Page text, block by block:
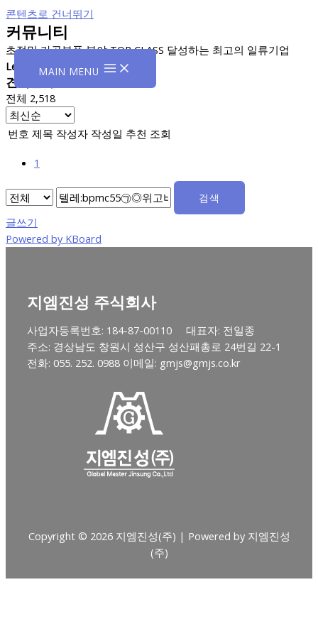
콘텐츠로 건너뛰기
MAIN MENU
커뮤니티
초정밀 가공부품 분야 TOP CLASS 달성하는 최고의 일류기업
Leading Hydraulic Company
견적문의
전체 2,518
번호 제목 작성자 작성일 추천 조회
1
검색
글쓰기
Powered by KBoard
지엠진성 주식회사
사업자등록번호: 184-87-00110 대표자: 전일종
주소: 경상남도 창원시 성산구 성산패총로 24번길 22-1
전화: 055. 252. 0988 이메일: gmjs@gmjs.co.kr
Copyright © 2026 지엠진성(주) | Powered by 지엠진성
(주)